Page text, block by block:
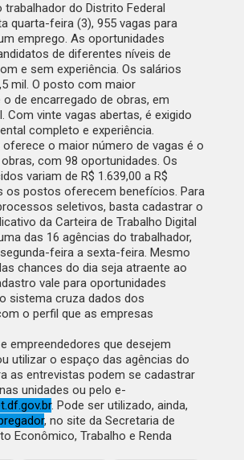
trabalhador do Distrito Federal
quarta-feira (3), 955 vagas para
emprego. As oportunidades
de diferentes níveis de
e sem experiência. Os salários
mil. O posto com maior
de encarregado de obras, em
Com vinte vagas abertas, é exigido
completo e experiência.
o maior número de vagas é o
com 98 oportunidades. Os
variam de R$ 1.639,00 a R$
os postos oferecem benefícios. Para
seletivos, basta cadastrar o
da Carteira de Trabalho Digital
das 16 agências do trabalhador,
feira a sexta-feira. Mesmo
chances do dia seja atraente ao
vale para oportunidades
sistema cruza dados dos
o perfil que as empresas
empreendedores que desejem
utilizar o espaço das agências do
as entrevistas podem se cadastrar
unidades ou pelo e-
. Pode ser utilizado, ainda,
, no site da Secretaria de
Econômico, Trabalho e Renda